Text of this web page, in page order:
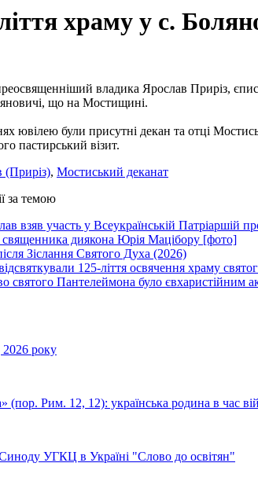
храму у с.
владика Ярослав Приріз,
що на Мостищині.
ювілею були присутні декан та отці
пастирський візит.
(Приріз), Мостиський деканат
за темою
взяв участь у Всеукраїнській Патріаршій
диякона Юрія Мацібору [фото]
Зіслання Святого Духа (2026)
125-ліття освячення храму
святого Пантелеймона було євхаристійним
року
(пор. Рим. 12, 12): українська родина в
УГКЦ в Україні "Слово до освітян"